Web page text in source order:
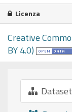
Licenza
Creative
BY 4.0)
Dataset